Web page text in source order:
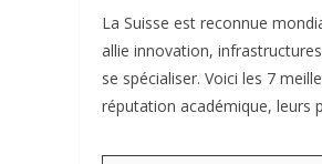
La Suisse est reconnue
allie innovation,
se spécialiser. Voici les 7
réputation académique, leurs